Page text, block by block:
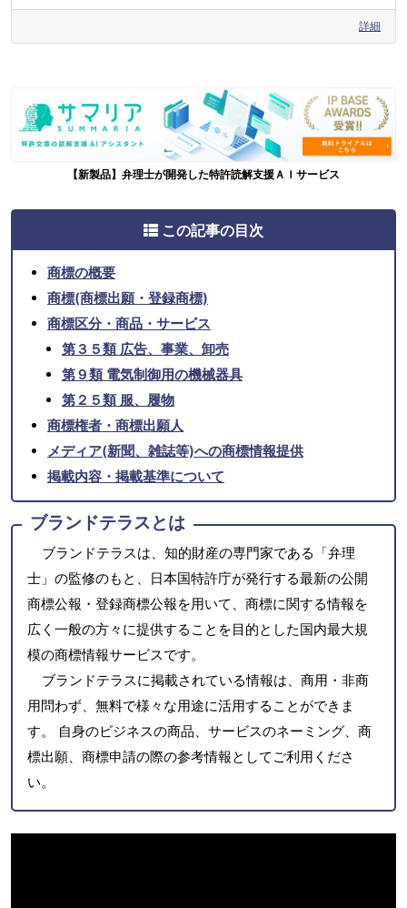
詳細
【新製品】弁理士が開発した特許読解支援ＡＩサービス
この記事の目次
商標の概要
商標(商標出願・登録商標)
商標区分・商品・サービス
第３５類 広告、事業、卸売
第９類 電気制御用の機械器具
第２５類 服、履物
商標権者・商標出願人
メディア(新聞、雑誌等)への商標情報提供
掲載内容・掲載基準について
ブランドテラスとは
ブランドテラスは、知的財産の専門家である「弁理
士」の監修のもと、日本国特許庁が発行する最新の公開
商標公報・登録商標公報を用いて、商標に関する情報を
広く一般の方々に提供することを目的とした国内最大規
模の商標情報サービスです。
ブランドテラスに掲載されている情報は、商用・非商
用問わず、無料で様々な用途に活用することができま
す。 自身のビジネスの商品、サービスのネーミング、商
標出願、商標申請の際の参考情報としてご利用くださ
い。